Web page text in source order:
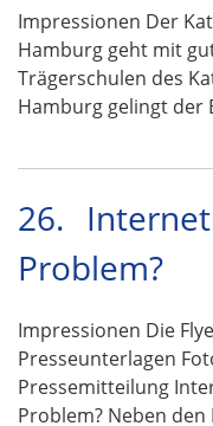
Impressionen Der
Hamburg geht mit
Trägerschulen des
Hamburg gelingt der
26.
Problem?
Impressionen Die
Presseunterlagen
Pressemitteilung
Problem? Neben